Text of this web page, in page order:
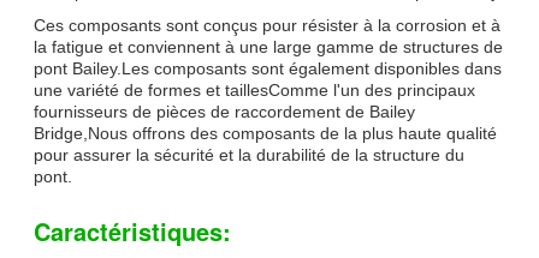
Ces composants sont conçus pour résister à la corrosion et à
la fatigue et conviennent à une large gamme de structures de
pont Bailey.Les composants sont également disponibles dans
une variété de formes et taillesComme l'un des principaux
fournisseurs de pièces de raccordement de Bailey
Bridge,Nous offrons des composants de la plus haute qualité
pour assurer la sécurité et la durabilité de la structure du
pont.
Caractéristiques: